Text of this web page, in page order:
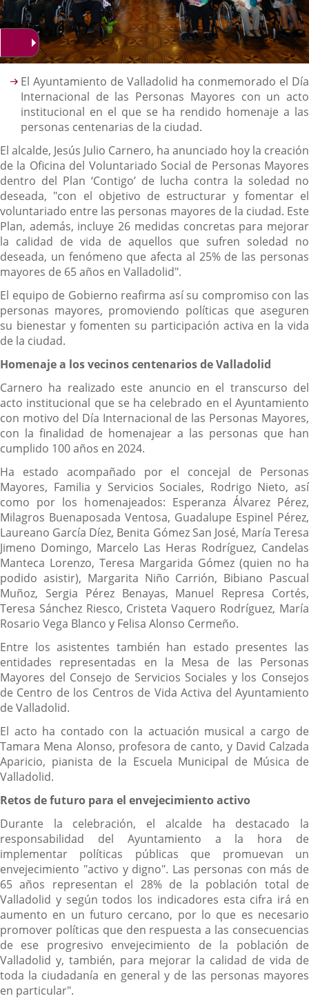
Descripción
El Ayuntamiento de Valladolid ha conmemorado el Día
Internacional de las Personas Mayores con un acto
institucional en el que se ha rendido homenaje a las
personas centenarias de la ciudad.
El alcalde, Jesús Julio Carnero, ha anunciado hoy la creación
de la Oficina del Voluntariado Social de Personas Mayores
dentro del Plan ‘Contigo’ de lucha contra la soledad no
deseada, "con el objetivo de estructurar y fomentar el
voluntariado entre las personas mayores de la ciudad. Este
Plan, además, incluye 26 medidas concretas para mejorar
la calidad de vida de aquellos que sufren soledad no
deseada, un fenómeno que afecta al 25% de las personas
mayores de 65 años en Valladolid".
El equipo de Gobierno reafirma así su compromiso con las
personas mayores, promoviendo políticas que aseguren
su bienestar y fomenten su participación activa en la vida
de la ciudad.
Homenaje a los vecinos centenarios de Valladolid
Carnero ha realizado este anuncio en el transcurso del
acto institucional que se ha celebrado en el Ayuntamiento
con motivo del Día Internacional de las Personas Mayores,
con la finalidad de homenajear a las personas que han
cumplido 100 años en 2024.
Ha estado acompañado por el concejal de Personas
Mayores, Familia y Servicios Sociales, Rodrigo Nieto, así
como por los homenajeados: Esperanza Álvarez Pérez,
Milagros Buenaposada Ventosa, Guadalupe Espinel Pérez,
Laureano García Díez, Benita Gómez San José, María Teresa
Jimeno Domingo, Marcelo Las Heras Rodríguez, Candelas
Manteca Lorenzo, Teresa Margarida Gómez (quien no ha
podido asistir), Margarita Niño Carrión, Bibiano Pascual
Muñoz, Sergia Pérez Benayas, Manuel Represa Cortés,
Teresa Sánchez Riesco, Cristeta Vaquero Rodríguez, María
Rosario Vega Blanco y Felisa Alonso Cermeño.
Entre los asistentes también han estado presentes las
entidades representadas en la Mesa de las Personas
Mayores del Consejo de Servicios Sociales y los Consejos
de Centro de los Centros de Vida Activa del Ayuntamiento
de Valladolid.
El acto ha contado con la actuación musical a cargo de
Tamara Mena Alonso, profesora de canto, y David Calzada
Aparicio, pianista de la Escuela Municipal de Música de
Valladolid.
Retos de futuro para el envejecimiento activo
Durante la celebración, el alcalde ha destacado la
responsabilidad del Ayuntamiento a la hora de
implementar políticas públicas que promuevan un
envejecimiento "activo y digno". Las personas con más de
65 años representan el 28% de la población total de
Valladolid y según todos los indicadores esta cifra irá en
aumento en un futuro cercano, por lo que es necesario
promover políticas que den respuesta a las consecuencias
de ese progresivo envejecimiento de la población de
Valladolid y, también, para mejorar la calidad de vida de
toda la ciudadanía en general y de las personas mayores
en particular".